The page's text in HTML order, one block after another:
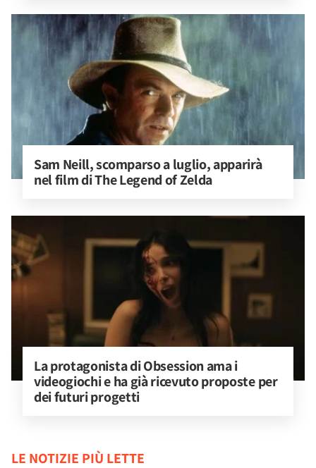
Sam Neill, scomparso a luglio, apparirà
nel film di The Legend of Zelda
La protagonista di Obsession ama i
videogiochi e ha già ricevuto proposte per
dei futuri progetti
LE NOTIZIE PIÙ LETTE